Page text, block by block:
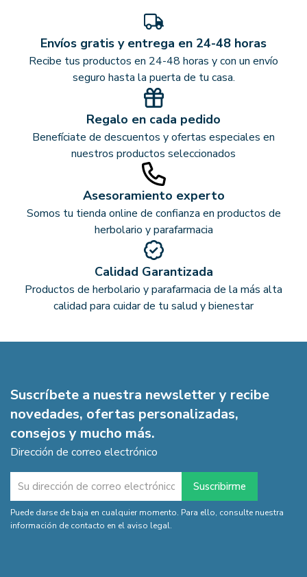
Envíos gratis y entrega en 24-48 horas
Recibe tus productos en 24-48 horas y con un envío
seguro hasta la puerta de tu casa.
Regalo en cada pedido
Benefíciate de descuentos y ofertas especiales en
nuestros productos seleccionados
Asesoramiento experto
Somos tu tienda online de confianza en productos de
herbolario y parafarmacia
Calidad Garantizada
Productos de herbolario y parafarmacia de la más alta
calidad para cuidar de tu salud y bienestar
Suscríbete a nuestra newsletter y recibe
novedades, ofertas personalizadas,
consejos y mucho más.
Dirección de correo electrónico
Puede darse de baja en cualquier momento. Para ello, consulte nuestra
información de contacto en el aviso legal.